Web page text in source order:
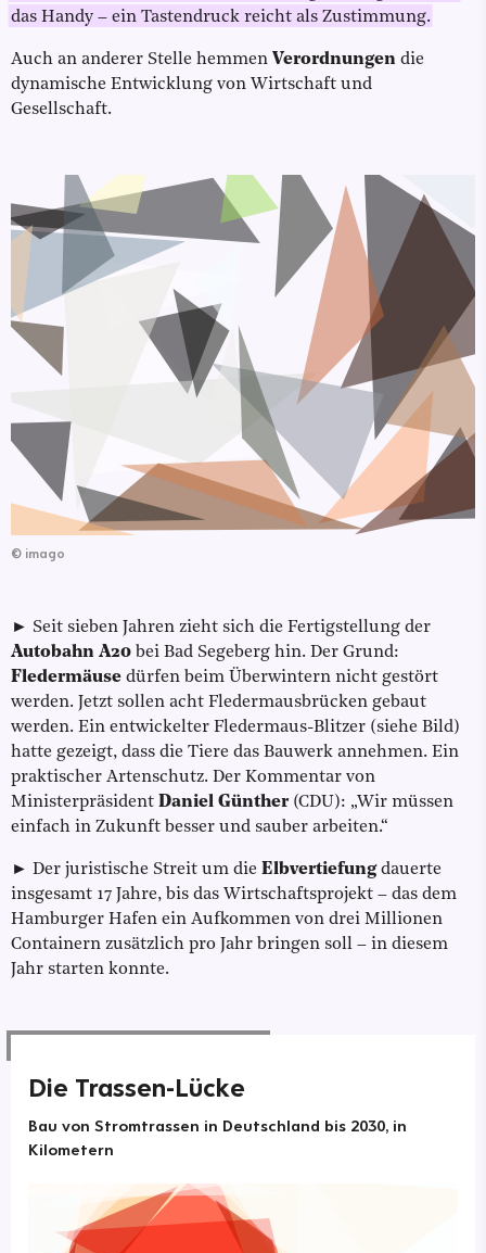
das Handy – ein Tastendruck reicht als Zustimmung.
Auch an anderer Stelle hemmen Verordnungen die
dynamische Entwicklung von Wirtschaft und
Gesellschaft.
© imago
► Seit sieben Jahren zieht sich die Fertigstellung der
Autobahn A20 bei Bad Segeberg hin. Der Grund:
Fledermäuse dürfen beim Überwintern nicht gestört
werden. Jetzt sollen acht Fledermausbrücken gebaut
werden. Ein entwickelter Fledermaus-Blitzer (siehe Bild)
hatte gezeigt, dass die Tiere das Bauwerk annehmen. Ein
praktischer Artenschutz. Der Kommentar von
Ministerpräsident Daniel Günther(CDU): „Wir müssen
einfach in Zukunft besser und sauber arbeiten.“
► Der juristische Streit um die Elbvertiefungdauerte
insgesamt 17 Jahre, bis das Wirtschaftsprojekt – das dem
Hamburger Hafen ein Aufkommen von drei Millionen
Containern zusätzlich pro Jahr bringen soll – in diesem
Jahr starten konnte.
Die Trassen-Lücke
Bau von Stromtrassen in Deutschland bis 2030, in
Kilometern